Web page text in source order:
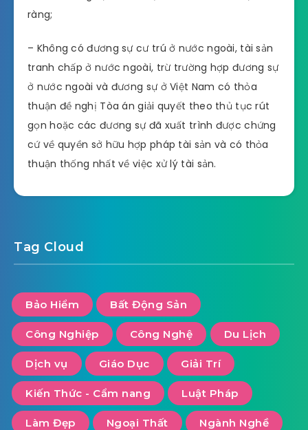
ràng;
– Không có đương sự cư trú ở nước ngoài, tài sản
tranh chấp ở nước ngoài, trừ trường hợp đương sự
ở nước ngoài và đương sự ở Việt Nam có thỏa
thuận đề nghị Tòa án giải quyết theo thủ tục rút
gọn hoặc các đương sự đã xuất trình được chứng
cứ về quyền sở hữu hợp pháp tài sản và có thỏa
thuận thống nhất về việc xử lý tài sản.
Tag Cloud
Bảo Hiểm Bất Động Sản
Công Nghiệp Công Nghệ Du Lịch
Dịch vụ Giáo Dục Giải Trí
Kiến Thức - Cẩm nang Luật Pháp
Làm Đẹp Ngoại Thất Ngành Nghề